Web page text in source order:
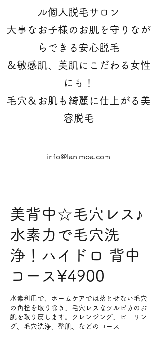
ル個人脱毛サロン
大事なお子様のお肌を守りなが
らできる安心脱毛
＆敏感肌、美肌にこだわる女性
にも！
​毛穴＆お肌も綺麗に仕上がる美
容脱毛
info@lanimoa.com
美背中☆毛穴レス♪
水素力で毛穴洗
浄！ハイドロ 背中
コース¥4900
水素利用で、ホームケアでは落とせない毛穴
の角栓を取り除き、毛穴レスなツルピカのお
肌を取り戻します。クレンジング、ピーリン
グ、毛穴洗浄、整肌、などのコース